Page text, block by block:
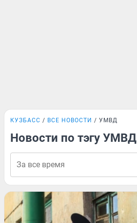
КУЗБАСС ВСЕ НОВОСТИ УМВД
Новости по тэгу УМВД